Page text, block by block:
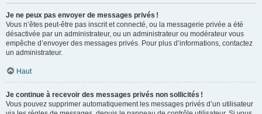
Je ne peux pas envoyer de messages privés !
Vous n’êtes peut-être pas inscrit et connecté, ou la messagerie privée a été
désactivée par un administrateur, ou un administrateur ou modérateur vous
empêche d’envoyer des messages privés. Pour plus d’informations, contactez
un administrateur.
Haut
Je continue à recevoir des messages privés non sollicités !
Vous pouvez supprimer automatiquement les messages privés d’un utilisateur